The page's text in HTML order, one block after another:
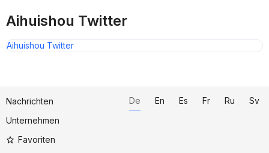
Aihuishou Twitter
Aihuishou Twitter
Nachrichten
Unternehmen
Favoriten
De En Es Fr Ru Sv